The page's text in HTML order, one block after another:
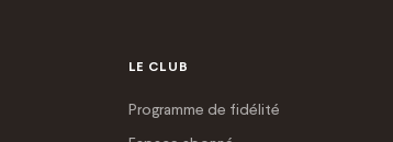
LE CLUB
Programme de fidélité